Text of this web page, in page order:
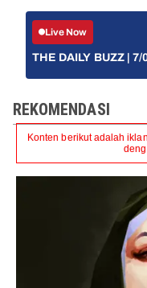
Live Now
THE DAILY BUZZ | 7/